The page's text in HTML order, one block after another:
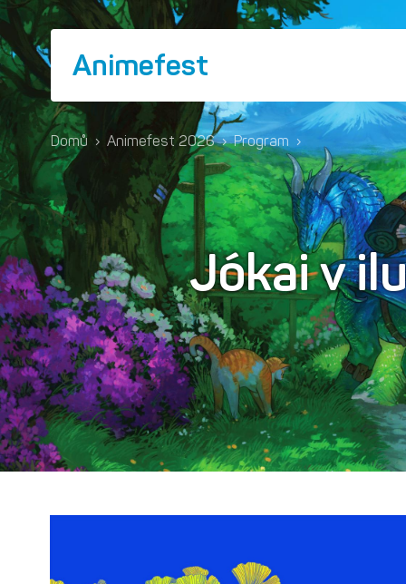
Animefest
Domů › Animefest 2026 › Program ›
Jókai v